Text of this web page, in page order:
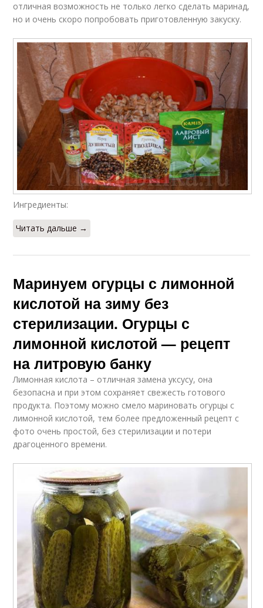
отличная возможность не только легко сделать маринад,
но и очень скоро попробовать приготовленную закуску.
Ингредиенты:
Читать дальше →
Маринуем огурцы с лимонной
кислотой на зиму без
стерилизации. Огурцы с
лимонной кислотой — рецепт
на литровую банку
Лимонная кислота – отличная замена уксусу, она
безопасна и при этом сохраняет свежесть готового
продукта. Поэтому можно смело мариновать огурцы с
лимонной кислотой, тем более предложенный рецепт с
фото очень простой, без стерилизации и потери
драгоценного времени.